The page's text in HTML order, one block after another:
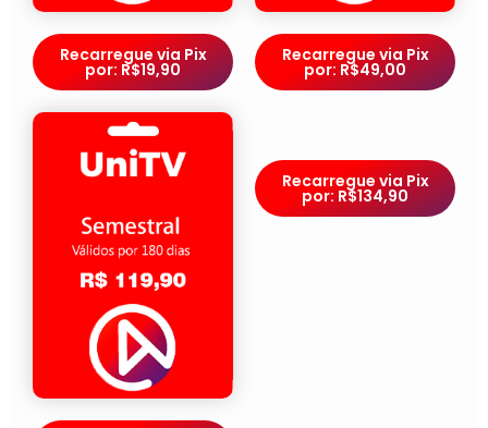
Recarregue via Pix
por: R$19,90
Recarregue via Pix
por: R$49,00
Recarregue via Pix
por: R$134,90